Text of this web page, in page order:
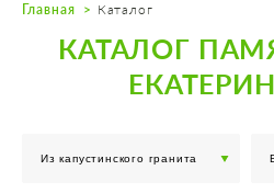
Пн. — Пт. с
Воскресенье по
Главная Каталог
КАТАЛОГ